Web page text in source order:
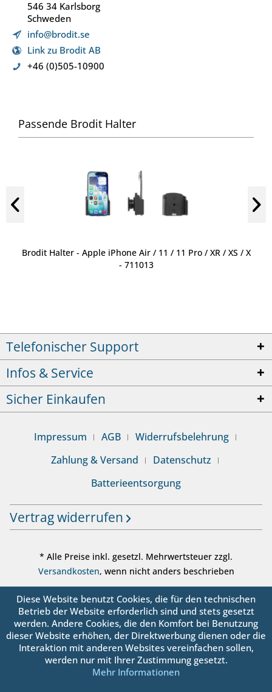
546 34 Karlsborg
Schweden
info@brodit.se
Link zu Brodit AB
+46 (0)505-10900
Passende Brodit Halter
Brodit Halter - Apple iPhone Air / 11 / 11 Pro / XR / XS / X
- 711013
Telefonischer Support
Infos & Service
Sicher Einkaufen
Impressum AGB
Widerrufsbelehrung
Zahlung & Versand
Datenschutz
Batterieentsorgung
Vertrag widerrufen
* Alle Preise inkl. gesetzl. Mehrwertsteuer zzgl.
Versandkosten, wenn nicht anders beschrieben
© sanbo OHG - Alle Rechte vorbehalten
Diese Website benutzt Cookies, die für den technischen
Betrieb der Website erforderlich sind und stets gesetzt
werden. Andere Cookies, die den Komfort bei Benutzung
dieser Website erhöhen, der Direktwerbung dienen oder die
Interaktion mit anderen Websites vereinfachen sollen,
werden nur mit Ihrer Zustimmung gesetzt.
Mehr Informationen